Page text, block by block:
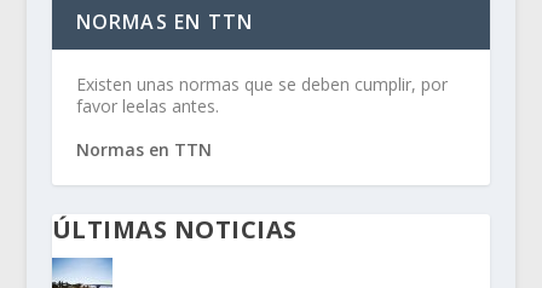
NORMAS EN TTN
Existen unas normas que se deben cumplir, por
favor leelas antes.
Normas en TTN
ÚLTIMAS NOTICIAS